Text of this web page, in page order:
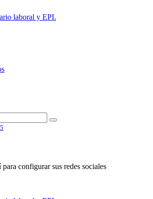
configurar sus redes sociales